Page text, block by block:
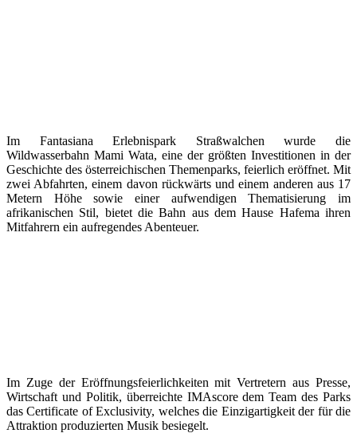
Im Fantasiana Erlebnispark Straßwalchen wurde die
Wildwasserbahn Mami Wata, eine der größten Investitionen in der
Geschichte des österreichischen Themenparks, feierlich eröffnet. Mit
zwei Abfahrten, einem davon rückwärts und einem anderen aus 17
Metern Höhe sowie einer aufwendigen Thematisierung im
afrikanischen Stil, bietet die Bahn aus dem Hause Hafema ihren
Mitfahrern ein aufregendes Abenteuer.
Im Zuge der Eröffnungsfeierlichkeiten mit Vertretern aus Presse,
Wirtschaft und Politik, überreichte IMAscore dem Team des Parks
das Certificate of Exclusivity, welches die Einzigartigkeit der für die
Attraktion produzierten Musik besiegelt.